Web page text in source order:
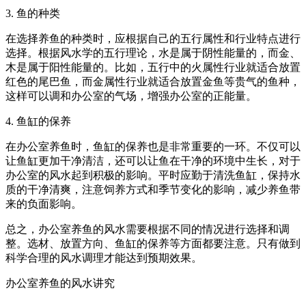
3. 鱼的种类
在选择养鱼的种类时，应根据自己的五行属性和行业特点进行
选择。根据风水学的五行理论，水是属于阴性能量的，而金、
木是属于阳性能量的。比如，五行中的火属性行业就适合放置
红色的尾巴鱼，而金属性行业就适合放置金鱼等贵气的鱼种，
这样可以调和办公室的气场，增强办公室的正能量。
4. 鱼缸的保养
在办公室养鱼时，鱼缸的保养也是非常重要的一环。不仅可以
让鱼缸更加干净清洁，还可以让鱼在干净的环境中生长，对于
办公室的风水起到积极的影响。平时应勤于清洗鱼缸，保持水
质的干净清爽，注意饲养方式和季节变化的影响，减少养鱼带
来的负面影响。
总之，办公室养鱼的风水需要根据不同的情况进行选择和调
整。选材、放置方向、鱼缸的保养等方面都要注意。只有做到
科学合理的风水调理才能达到预期效果。
办公室养鱼的风水讲究